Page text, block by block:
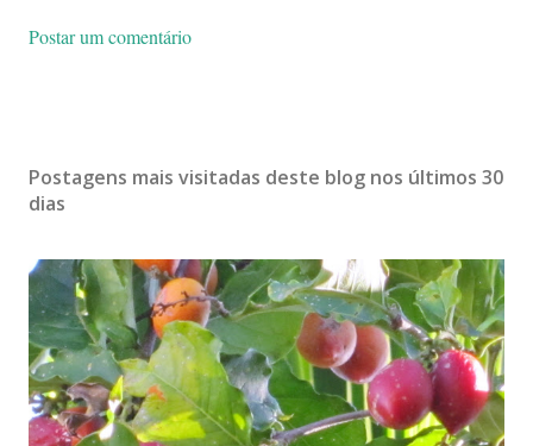
Postar um comentário
Postagens mais visitadas deste blog nos últimos 30
dias